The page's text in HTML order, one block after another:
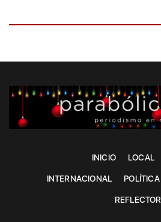
INICIO LOCAL
INTERNACIONAL POLÍTICA
REFLECTOR